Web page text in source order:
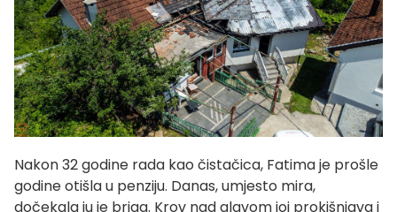
Nakon 32 godine rada kao čistačica, Fatima je prošle
godine otišla u penziju. Danas, umjesto mira,
dočekala ju je briga. Krov nad glavom joj prokišnjava i